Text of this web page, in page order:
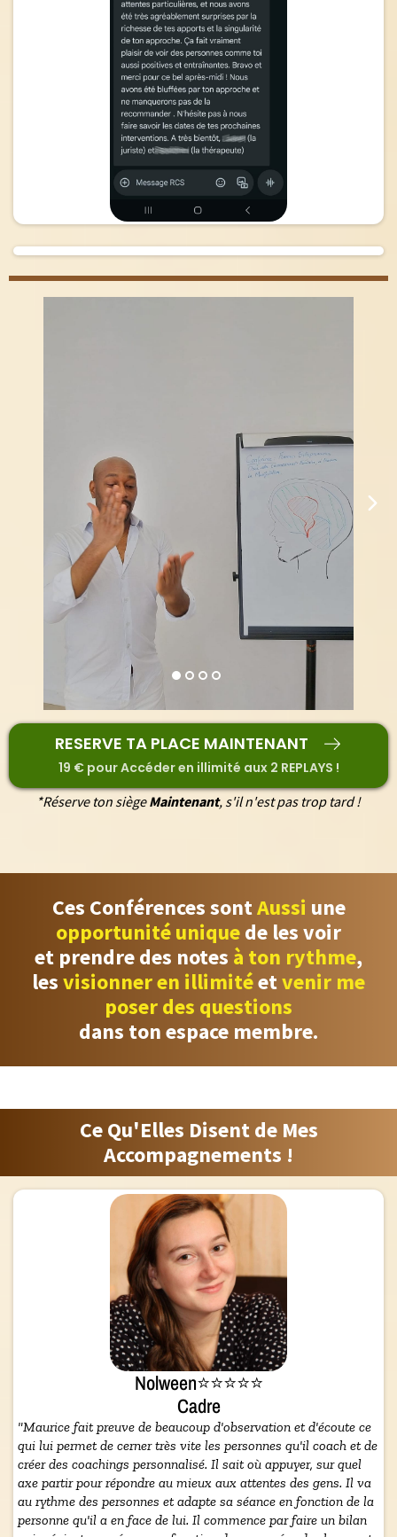
RESERVE TA PLACE MAINTENANT
19 € pour Accéder en illimité aux 2 REPLAYS !
*Réserve ton siègeMaintenant, s'il n'est pas trop tard !
Ces Conférences sontAussi une
opportunité uniquede les voir
et prendre des notes à ton rythme,
lesvisionner en illimitéetvenir me
poser des questions
dans ton espace membre.
Ce Qu'Elles Disent de Mes
Accompagnements !
Nolween⭐⭐⭐⭐⭐
Cadre
"Maurice fait preuve de beaucoup d'observation et d'écoute ce
qui lui permet de cerner très vite les personnes qu'il coach et de
créer des coachings personnalisé. Il sait où appuyer, sur quel
axe partir pour répondre au mieux aux attentes des gens. Il va
au rythme des personnes et adapte sa séance en fonction de la
personne qu'il a en face de lui. Il commence par faire un bilan